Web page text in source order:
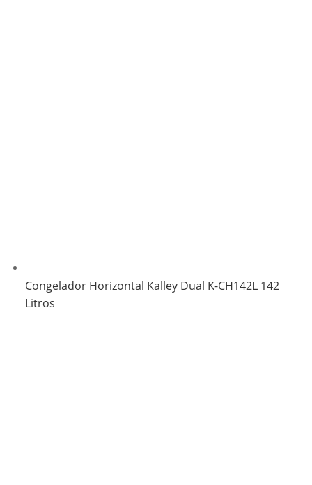
Congelador Horizontal Kalley Dual K-CH142L 142
Litros